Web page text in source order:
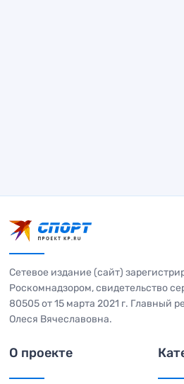
Сетевое издание (сайт)
Роскомнадзором, свидетельство
80505 от 15 марта 2021 г. Главный
Олеся Вячеславовна.
О проекте